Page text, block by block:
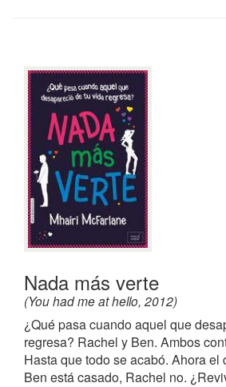
Nada más verte
(You had me at hello, 2012)
¿Qué pasa cuando aquel que
regresa? Rachel y Ben. Ambos
Hasta que todo se acabó. Ahora el
Ben está casado, Rachel no.